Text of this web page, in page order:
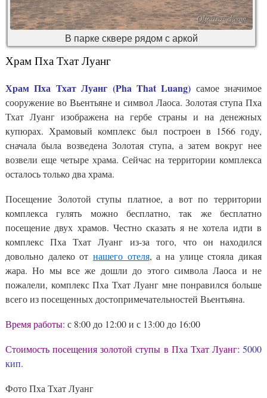
В парке сквере рядом с аркой
Храм Пха Тхат Луанг
Храм Пха Тхат Луанг (Pha That Luang) самое значимое
сооружение во Вьентьяне и символ Лаоса. Золотая ступа Пха
Тхат Луанг изображена на гербе страны и на денежных
купюрах. Храмовый комплекс был построен в 1566 году,
сначала была возведена Золотая ступа, а затем вокруг нее
возвели еще четыре храма. Сейчас на территории комплекса
осталось только два храма.
Посещение Золотой ступы платное, а вот по территории
комплекса гулять можно бесплатно, так же бесплатно
посещение двух храмов. Честно сказать я не хотела идти в
комплекс Пха Тхат Луанг из-за того, что он находился
довольно далеко от нашего отеля, а на улице стояла дикая
жара. Но мы все же дошли до этого символа Лаоса и не
пожалели, комплекс Пха Тхат Луанг мне понравился больше
всего из посещенных достопримечательностей Вьентьяна.
Время работы: с 8:00 до 12:00 и с 13:00 до 16:00
Стоимость посещения золотой ступы в Пха Тхат Луанг: 5000
кип.
Фото Пха Тхат Луанг